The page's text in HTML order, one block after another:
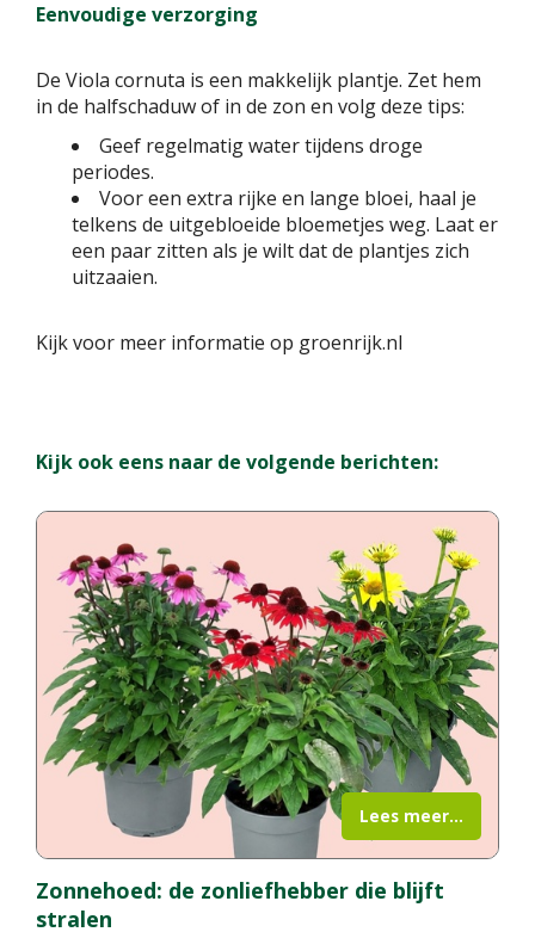
Eenvoudige verzorging
De Viola cornuta is een makkelijk plantje. Zet hem
in de halfschaduw of in de zon en volg deze tips:
Geef regelmatig water tijdens droge
periodes.
Voor een extra rijke en lange bloei, haal je
telkens de uitgebloeide bloemetjes weg. Laat er
een paar zitten als je wilt dat de plantjes zich
uitzaaien.
Kijk voor meer informatie op groenrijk.nl
Kijk ook eens naar de volgende berichten:
Zonnehoed: de zonliefhebber die blijft
stralen
Lees meer...